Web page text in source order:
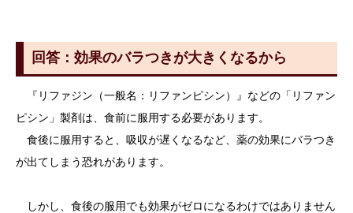
回答：効果のバラつきが大きくなるから
『リファジン（一般名：リファンピシン）』などの「リファン
ピシン」製剤は、食前に服用する必要があります。
食後に服用すると、吸収が遅くなるなど、薬の効果にバラつき
が出てしまう恐れがあります。
しかし、食後の服用でも効果がゼロになるわけではありません